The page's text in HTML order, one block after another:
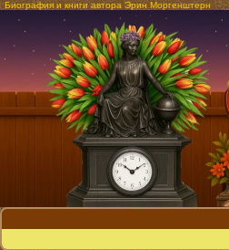
Биография и книги автора Эрин Моргенштерн